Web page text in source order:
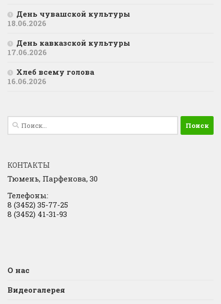
День чувашской культуры
18.06.2026
День кавказской культуры
17.06.2026
Хлеб всему голова
16.06.2026
Найти:
КОНТАКТЫ
Тюмень, Парфенова, 30
Телефоны:
8 (3452) 35-77-25
8 (3452) 41-31-93
О нас
Видеогалерея